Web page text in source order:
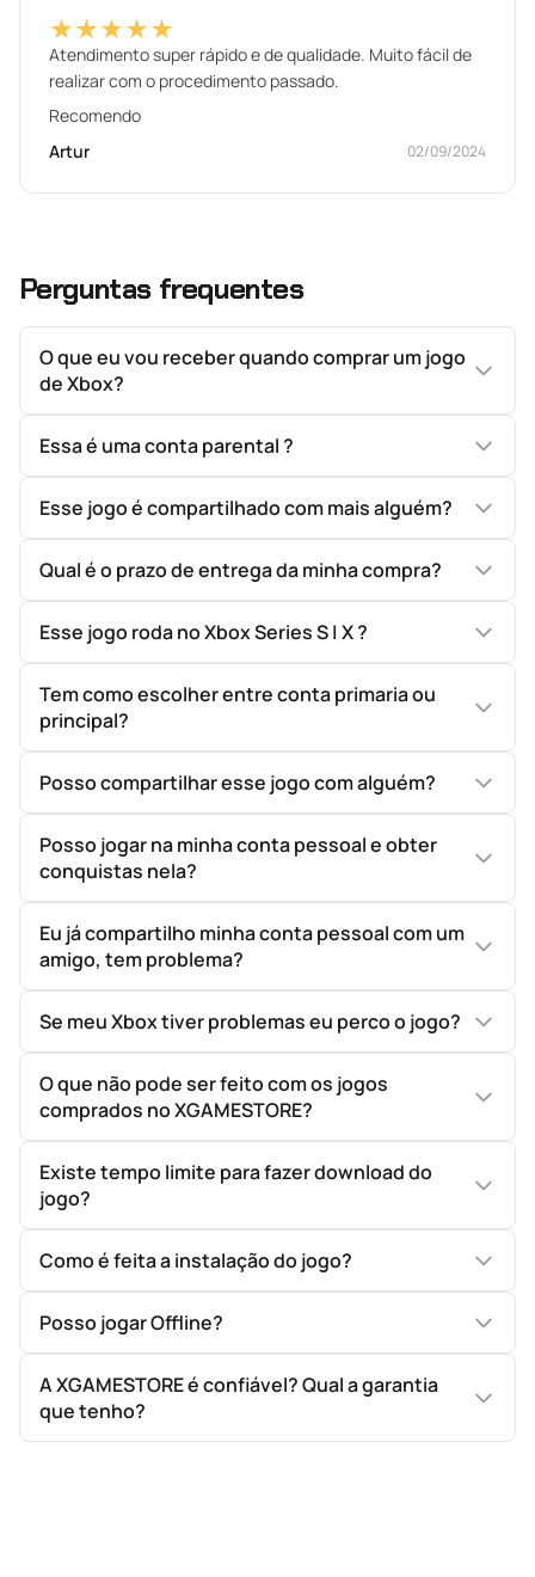
★★★★★
Atendimento super rápido e de qualidade. Muito fácil de
realizar com o procedimento passado.
Recomendo
Artur
02/09/2024
Perguntas frequentes
O que eu vou receber quando comprar um jogo
de Xbox?
Essa é uma conta parental ?
Esse jogo é compartilhado com mais alguém?
Qual é o prazo de entrega da minha compra?
Esse jogo roda no Xbox Series S | X ?
Tem como escolher entre conta primaria ou
principal?
Posso compartilhar esse jogo com alguém?
Posso jogar na minha conta pessoal e obter
conquistas nela?
Eu já compartilho minha conta pessoal com um
amigo, tem problema?
Se meu Xbox tiver problemas eu perco o jogo?
O que não pode ser feito com os jogos
comprados no XGAMESTORE?
Existe tempo limite para fazer download do
jogo?
Como é feita a instalação do jogo?
Posso jogar Offline?
A XGAMESTORE é confiável? Qual a garantia
que tenho?